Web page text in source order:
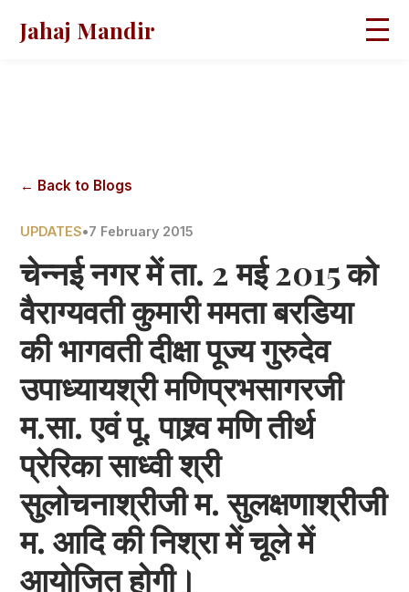
Jahaj Mandir
← Back to Blogs
UPDATES•7 February 2015
चेन्नई नगर में ता. 2 मई 2015 को
वैराग्यवती कुमारी ममता बरडिया
की भागवती दीक्षा पूज्य गुरुदेव
उपाध्यायश्री मणिप्रभसागरजी
म.सा. एवं पू. पाश्र्व मणि तीर्थ
प्रेरिका साध्वी श्री
सुलोचनाश्रीजी म. सुलक्षणाश्रीजी
म. आदि की निश्रा में चूले में
आयोजित होगी।